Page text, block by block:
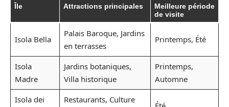
Île Attractions principales
Meilleure période
de visite
Isola Bella
Palais Baroque, Jardins
en terrasses
Printemps, Été
Isola
Madre
Jardins botaniques,
Villa historique
Printemps,
Automne
Isola dei
Restaurants, Culture